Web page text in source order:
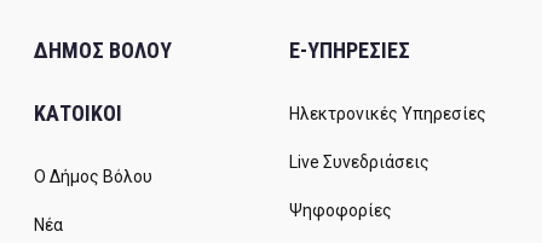
ΔΗΜΟΣ ΒΟΛΟΥ
ΚΑΤΟΙΚΟΙ
Ο Δήμος Βόλου
Νέα
E-ΥΠΗΡΕΣΙΕΣ
Ηλεκτρονικές Υπηρεσίες
Live Συνεδριάσεις
Ψηφοφορίες